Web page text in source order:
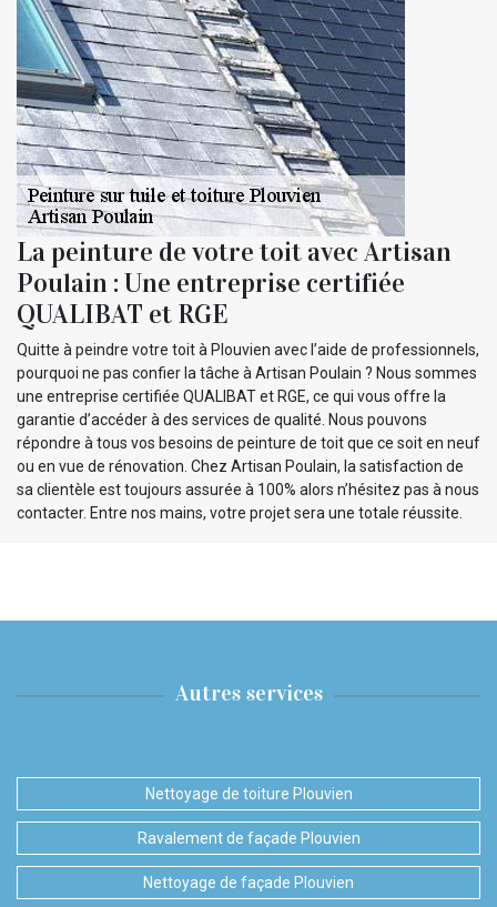
La peinture de votre toit avec Artisan
Poulain : Une entreprise certifiée
QUALIBAT et RGE
Quitte à peindre votre toit à Plouvien avec l’aide de professionnels,
pourquoi ne pas confier la tâche à Artisan Poulain ? Nous sommes
une entreprise certifiée QUALIBAT et RGE, ce qui vous offre la
garantie d’accéder à des services de qualité. Nous pouvons
répondre à tous vos besoins de peinture de toit que ce soit en neuf
ou en vue de rénovation. Chez Artisan Poulain, la satisfaction de
sa clientèle est toujours assurée à 100% alors n’hésitez pas à nous
contacter. Entre nos mains, votre projet sera une totale réussite.
Autres services
Nettoyage de toiture Plouvien
Ravalement de façade Plouvien
Nettoyage de façade Plouvien